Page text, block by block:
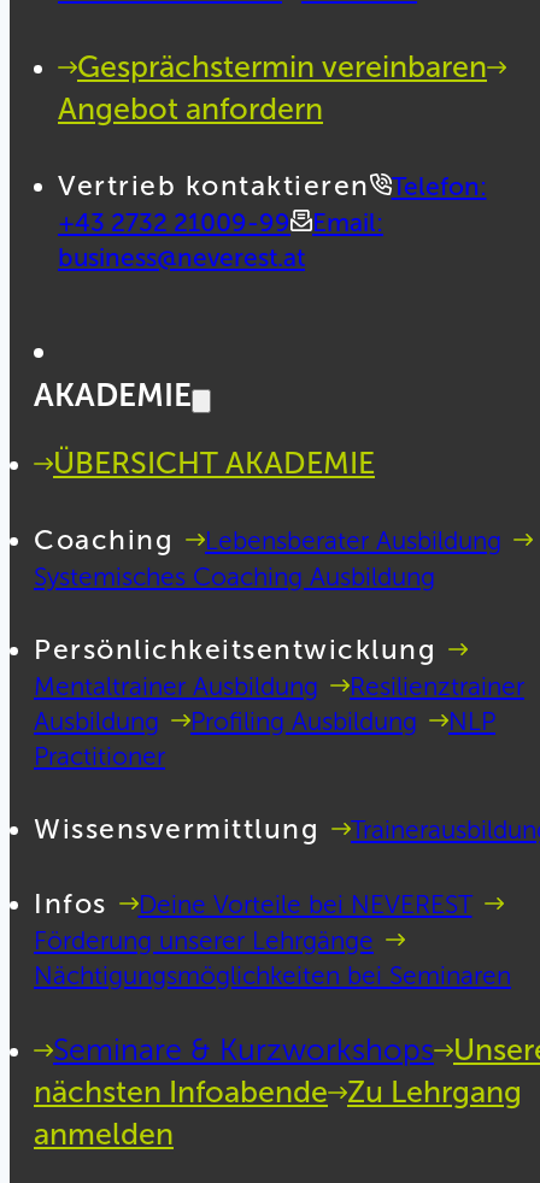
Gesprächstermin vereinbaren
Angebot anfordern
Vertrieb kontaktieren
Telefon:
+43 2732 21009-99
Email:
business@neverest.at
AKADEMIE
ÜBERSICHT AKADEMIE
Coaching
Lebensberater Ausbildung
Systemisches Coaching Ausbildung
Persönlichkeitsentwicklung
Mentaltrainer Ausbildung
Resilienztrainer
Ausbildung
Profiling Ausbildung
NLP
Practitioner
Wissensvermittlung
Infos
Deine Vorteile bei NEVEREST
Förderung unserer Lehrgänge
Nächtigungsmöglichkeiten bei Seminaren
Seminare & Kurzworkshops
nächsten Infoabende Zu Lehrgang
anmelden